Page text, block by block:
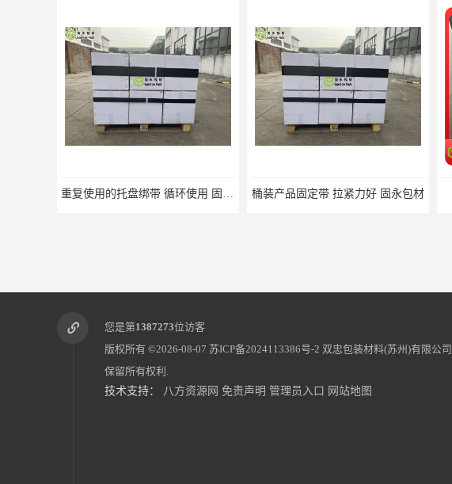
重复使用的托盘绑带 循环使用 固永包材 桶装产品固定带 拉紧力好 固永包材 托盘运输网兜 固永包材
您是第1387273位访客
版权所有 ©2026-08-07 苏ICP备2024113386号-2 双忠包装材料(苏州)有限公司
保留所有权利.
技术支持：
八方资源网 免责声明 管理员入口 网站地图